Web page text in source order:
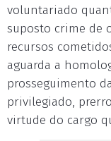
voluntariado
suposto crime de
recursos
aguarda a
prosseguimento
privilegiado,
virtude do cargo